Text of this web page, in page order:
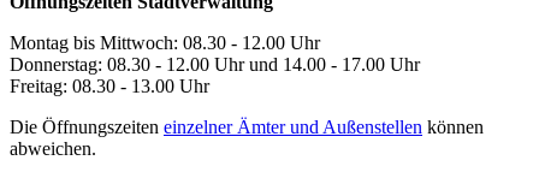
Montag bis Mittwoch: 08.30 - 12.00 Uhr
Donnerstag: 08.30 - 12.00 Uhr und 14.00 - 17.00 Uhr
Freitag: 08.30 - 13.00 Uhr
Die Öffnungszeiten einzelner Ämter und Außenstellen können
abweichen.